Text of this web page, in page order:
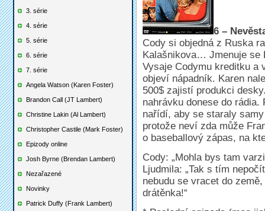
3. série
4. série
5. série
6. série
7. série
Angela Watson (Karen Foster)
Brandon Call (JT Lambert)
Christine Lakin (Al Lambert)
Christopher Castile (Mark Foster)
Epizody online
Josh Byrne (Brendan Lambert)
Nezařazené
Novinky
Patrick Duffy (Frank Lambert)
6 –
Cody si objedná z Ruska
Kalašnikova… Jmenuje se
Vysaje Codymu kreditku a
objeví nápadník. Karen
500$ zajistí produkci
nahrávku donese do
nařídí, aby se staraly
protože neví zda může
o baseballový zápas, na
Cody: „Mohla bys tam
Ljudmila: „Tak s tím
nebudu se vracet do
drátěnka!“